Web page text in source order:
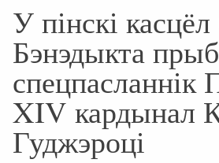
У пінскі
Бэнэдыкта
спецпасланнік
XIV кардынал
Гуджэроці